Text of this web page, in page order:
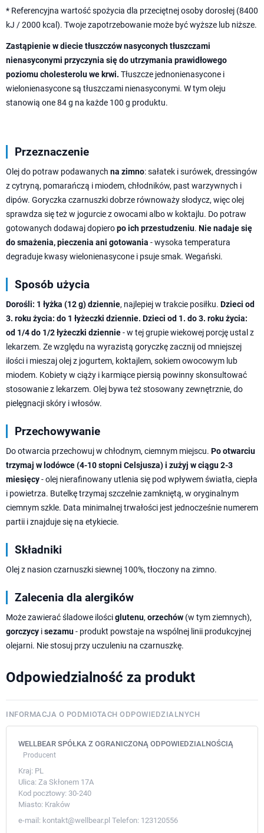
* Referencyjna wartość spożycia dla przeciętnej osoby dorosłej (8400
kJ / 2000 kcal). Twoje zapotrzebowanie może być wyższe lub niższe.
Zastąpienie w diecie tłuszczów nasyconych tłuszczami
nienasyconymi przyczynia się do utrzymania prawidłowego
poziomu cholesterolu we krwi. Tłuszcze jednonienasycone i
wielonienasycone są tłuszczami nienasyconymi. W tym oleju
stanowią one 84 g na każde 100 g produktu.
Przeznaczenie
Olej do potraw podawanych na zimno: sałatek i surówek, dressingów
z cytryną, pomarańczą i miodem, chłodników, past warzywnych i
dipów. Goryczka czarnuszki dobrze równoważy słodycz, więc olej
sprawdza się też w jogurcie z owocami albo w koktajlu. Do potraw
gotowanych dodawaj dopieropo ich przestudzeniu. Nie nadaje się
do smażenia, pieczenia ani gotowania - wysoka temperatura
degraduje kwasy wielonienasycone i psuje smak. Wegański.
Sposób użycia
Dorośli: 1 łyżka (12 g) dziennie, najlepiej w trakcie posiłku. Dzieci od
3. roku życia: do 1 łyżeczki dziennie. Dzieci od 1. do 3. roku życia:
od 1/4 do 1/2 łyżeczki dziennie- w tej grupie wiekowej porcję ustal z
lekarzem. Ze względu na wyrazistą goryczkę zacznij od mniejszej
ilości i mieszaj olej z jogurtem, koktajlem, sokiem owocowym lub
miodem. Kobiety w ciąży i karmiące piersią powinny skonsultować
stosowanie z lekarzem. Olej bywa też stosowany zewnętrznie, do
pielęgnacji skóry i włosów.
Przechowywanie
Do otwarcia przechowuj w chłodnym, ciemnym miejscu. Po otwarciu
trzymaj w lodówce (4-10 stopni Celsjusza) i zużyj w ciągu 2-3
miesięcy- olej nierafinowany utlenia się pod wpływem światła, ciepła
i powietrza. Butelkę trzymaj szczelnie zamkniętą, w oryginalnym
ciemnym szkle. Data minimalnej trwałości jest jednocześnie numerem
partii i znajduje się na etykiecie.
Składniki
Olej z nasion czarnuszki siewnej 100%, tłoczony na zimno.
Zalecenia dla alergików
Może zawierać śladowe ilościglutenu, orzechów (w tym ziemnych),
gorczycy isezamu- produkt powstaje na wspólnej linii produkcyjnej
olejarni. Nie stosuj przy uczuleniu na czarnuszkę.
Odpowiedzialność za produkt
INFORMACJA O PODMIOTACH ODPOWIEDZIALNYCH
WELLBEAR SPÓŁKA Z OGRANICZONĄ ODPOWIEDZIALNOŚCIĄ
Producent
Kraj: PL
Ulica: Za Skłonem 17A
Kod pocztowy: 30-240
Miasto: Kraków
e-mail: kontakt@wellbear.pl Telefon: 123120556